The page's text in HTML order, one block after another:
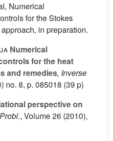
Numerical
for the Stokes
in preparation.
Numerical
for the heat
and remedies, Inverse
no. 8, p. 085018 (39 p)
perspective on
, Volume 26 (2010),